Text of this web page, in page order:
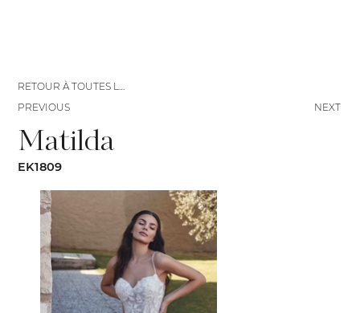
Matilda
EK1809
NEXT
RETOUR À TOUTES LES ROBES
PREVIOUS